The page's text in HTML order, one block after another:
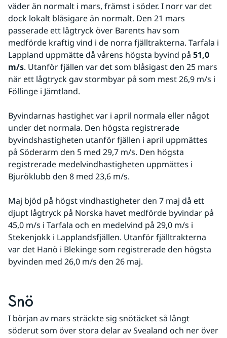
väder än normalt i mars, främst i söder. I norr var det
dock lokalt blåsigare än normalt. Den 21 mars
passerade ett lågtryck över Barents hav som
medförde kraftig vind i de norra fjälltrakterna. Tarfala i
Lappland uppmätte då vårens högsta byvind på 51,0
m/s. Utanför fjällen var det som blåsigast den 25 mars
när ett lågtryck gav stormbyar på som mest 26,9 m/s i
Föllinge i Jämtland.
Byvindarnas hastighet var i april normala eller något
under det normala. Den högsta registrerade
byvindshastigheten utanför fjällen i april uppmättes
på Söderarm den 5 med 29,7 m/s. Den högsta
registrerade medelvindhastigheten uppmättes i
Bjuröklubb den 8 med 23,6 m/s.
Maj bjöd på högst vindhastigheter den 7 maj då ett
djupt lågtryck på Norska havet medförde byvindar på
45,0 m/s i Tarfala och en medelvind på 29,0 m/s i
Stekenjokk i Lapplandsfjällen. Utanför fjälltrakterna
var det Hanö i Blekinge som registrerade den högsta
byvinden med 26,0 m/s den 26 maj.
Snö
I början av mars sträckte sig snötäcket så långt
söderut som över stora delar av Svealand och ner över